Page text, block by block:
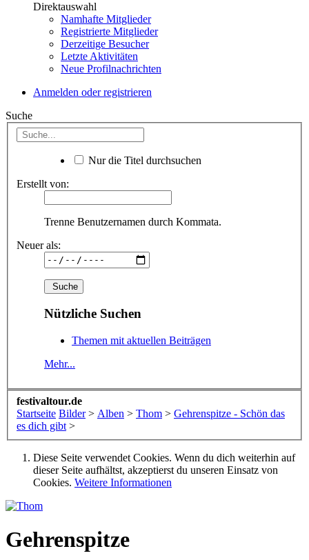
Direktauswahl
Namhafte Mitglieder
Registrierte Mitglieder
Derzeitige Besucher
Letzte Aktivitäten
Neue Profilnachrichten
Anmelden oder registrieren
Suche
Nur die Titel durchsuchen
Erstellt von:
Trenne Benutzernamen durch Kommata.
Neuer als:
Nützliche Suchen
Themen mit aktuellen Beiträgen
Mehr...
festivaltour.de
Startseite Bilder > Alben > Thom > Gehrenspitze - Schön das
es dich gibt >
Diese Seite verwendet Cookies. Wenn du dich weiterhin auf
dieser Seite aufhältst, akzeptierst du unseren Einsatz von
Cookies. Weitere Informationen
Gehrenspitze